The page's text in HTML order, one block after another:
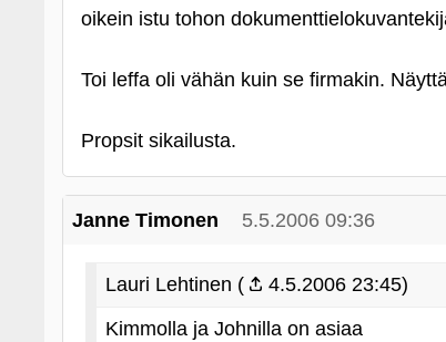
oikein istu tohon
Toi leffa oli vähän kuin se firmakin.
Propsit sikailusta.
Janne Timonen 5.5.2006 09:36
Lauri Lehtinen (
4.5.2006 23:45)
Kimmolla ja Johnilla on asiaa